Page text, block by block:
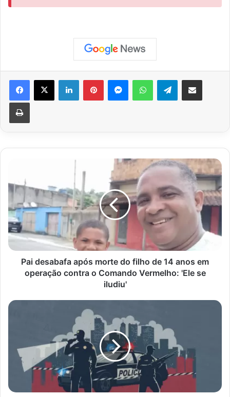
Facebook
X LinkedinPinterestMessengerWhatsAppTelegramCompartilhar via e-mail
Imprimir
após
morte
do
filho
de
14
anos
operação
Comando
iludiu'
Pai desabafa após morte do filho de 14 anos em
operação contra o Comando Vermelho: 'Ele se
iludiu'
Ocorrências
PM
registra
série
furtos